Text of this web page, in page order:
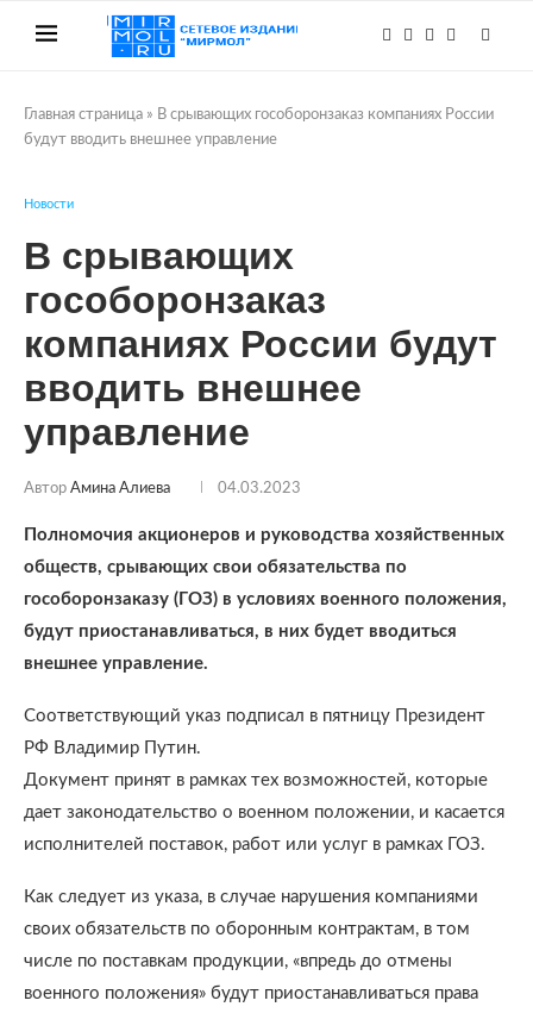
Главная страница » В срывающих гособоронзаказ компаниях России
будут вводить внешнее управление
Новости
В срывающих
гособоронзаказ
компаниях России будут
вводить внешнее
управление
Автор Амина Алиева 04.03.2023
Полномочия акционеров и руководства хозяйственных
обществ, срывающих свои обязательства по
гособоронзаказу (ГОЗ) в условиях военного положения,
будут приостанавливаться, в них будет вводиться
внешнее управление.
Соответствующий указ подписал в пятницу Президент
РФ Владимир Путин.
Документ принят в рамках тех возможностей, которые
дает законодательство о военном положении, и касается
исполнителей поставок, работ или услуг в рамках ГОЗ.
Как следует из указа, в случае нарушения компаниями
своих обязательств по оборонным контрактам, в том
числе по поставкам продукции, «впредь до отмены
военного положения» будут приостанавливаться права